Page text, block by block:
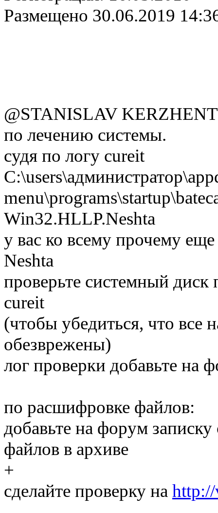
Размещено 30.06.2019
@STANISLAV
по лечению системы.
судя по логу cureit
Win32.HLLP.Neshta
у вас ко всему прочему
Neshta
проверьте системный
cureit
(чтобы убедиться, что
обезврежены)
лог проверки добавьте на
по расшифровке файлов:
добавьте на форум
файлов в архиве
+
сделайте проверку на